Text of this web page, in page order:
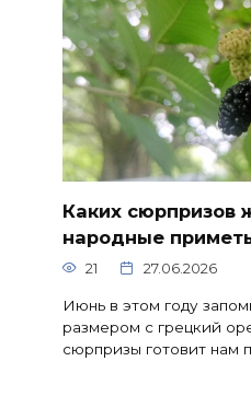
Каких сюрпризов
народные
21 27.06.2026
Июнь в этом году
размером с грецкий
сюрпризы готовит нам